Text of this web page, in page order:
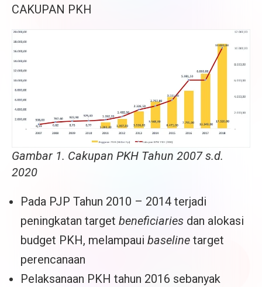
CAKUPAN PKH
Gambar 1. Cakupan PKH Tahun 2007 s.d.
2020
Pada PJP Tahun 2010 – 2014 terjadi
peningkatan target beneficiaries dan alokasi
budget PKH, melampaui baseline target
perencanaan
Pelaksanaan PKH tahun 2016 sebanyak